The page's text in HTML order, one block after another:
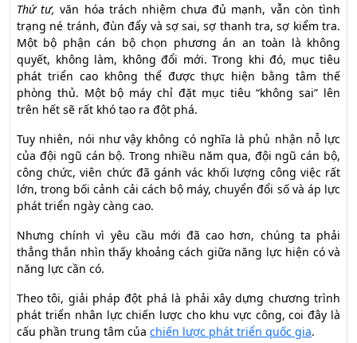
Thứ tư, văn hóa trách nhiệm chưa đủ mạnh, vẫn còn tình
trạng né tránh, đùn đẩy và sợ sai, sợ thanh tra, sợ kiểm tra.
Một bộ phận cán bộ chọn phương án an toàn là không
quyết, không làm, không đổi mới. Trong khi đó, mục tiêu
phát triển cao không thể được thực hiện bằng tâm thế
phòng thủ. Một bộ máy chỉ đặt mục tiêu “không sai” lên
trên hết sẽ rất khó tạo ra đột phá.
Tuy nhiên, nói như vậy không có nghĩa là phủ nhận nỗ lực
của đội ngũ cán bộ. Trong nhiều năm qua, đội ngũ cán bộ,
công chức, viên chức đã gánh vác khối lượng công việc rất
lớn, trong bối cảnh cải cách bộ máy, chuyển đổi số và áp lực
phát triển ngày càng cao.
Nhưng chính vì yêu cầu mới đã cao hơn, chúng ta phải
thẳng thắn nhìn thấy khoảng cách giữa năng lực hiện có và
năng lực cần có.
Theo tôi, giải pháp đột phá là phải xây dựng chương trình
phát triển nhân lực chiến lược cho khu vực công, coi đây là
cấu phần trung tâm của chiến lược phát triển quốc gia.